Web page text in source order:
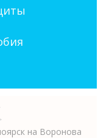
на Воронова